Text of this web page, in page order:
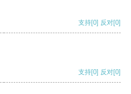
支持[0] 反对[0]
支持[0] 反对[0]